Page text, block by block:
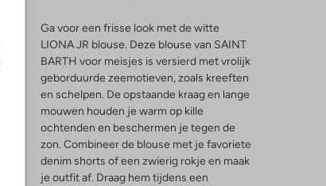
Ga voor een frisse look met de witte
LIONA JR blouse. Deze blouse van SAINT
BARTH voor meisjes is versierd met vrolijk
geborduurde zeemotieven, zoals kreeften
en schelpen. De opstaande kraag en lange
mouwen houden je warm op kille
ochtenden en beschermen je tegen de
zon. Combineer de blouse met je favoriete
denim shorts of een zwierig rokje en maak
je outfit af. Draag hem tijdens een